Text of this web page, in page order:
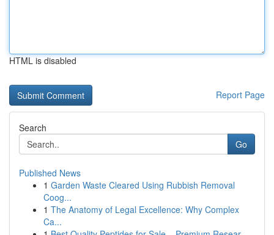
HTML is disabled
Report Page
Search
Go
Published News
1 Garden Waste Cleared Using Rubbish Removal
Coog...
1 The Anatomy of Legal Excellence: Why Complex
Ca...